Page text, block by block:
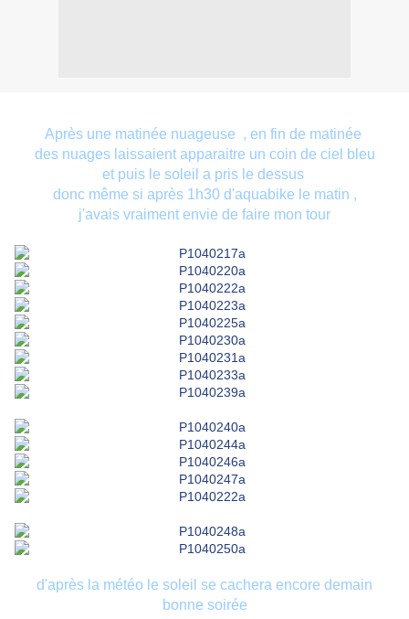
Après une matinée nuageuse , en fin de matinée
des nuages laissaient apparaitre un coin de ciel bleu
et puis le soleil a pris le dessus
donc même si après 1h30 d'aquabike le matin ,
j'avais vraiment envie de faire mon tour
d'après la météo le soleil se cachera encore demain
bonne soirée